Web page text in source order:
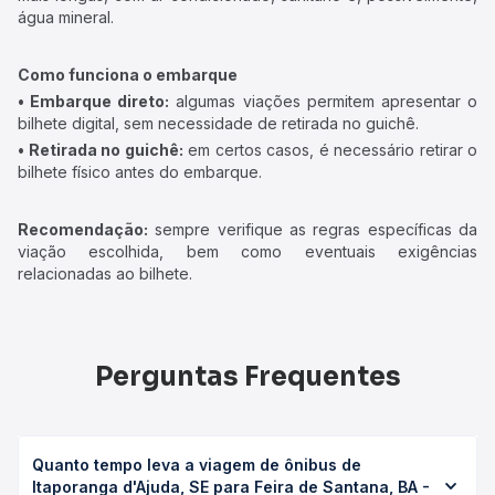
água mineral.
Como funciona o embarque
• Embarque direto: algumas viações permitem apresentar o
bilhete digital, sem necessidade de retirada no guichê.
• Retirada no guichê: em certos casos, é necessário retirar o
bilhete físico antes do embarque.
Recomendação: sempre verifique as regras específicas da
viação escolhida, bem como eventuais exigências
relacionadas ao bilhete.
Perguntas Frequentes
Quanto tempo leva a viagem de ônibus de
Itaporanga d'Ajuda, SE para Feira de Santana, BA -